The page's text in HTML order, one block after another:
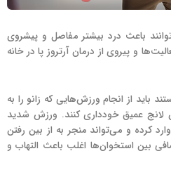
باعث درد بیشتر مفاصل و پیشروی
و پیروی از درمان آرتروز پا در خانه
باید از انجام ورزش‌هایی که زانو را به
لانج عمیق خودداری کنند. ورزش شدید
کرده و می‌تواند منجر به از بین رفتن
بین استخوان‌ها اغلب باعث التهاب و